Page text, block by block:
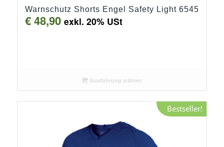
Warnschutz Shorts Engel Safety Light 6545
€48,90 exkl. 20% USt
Ausführung wählen
Bestseller!